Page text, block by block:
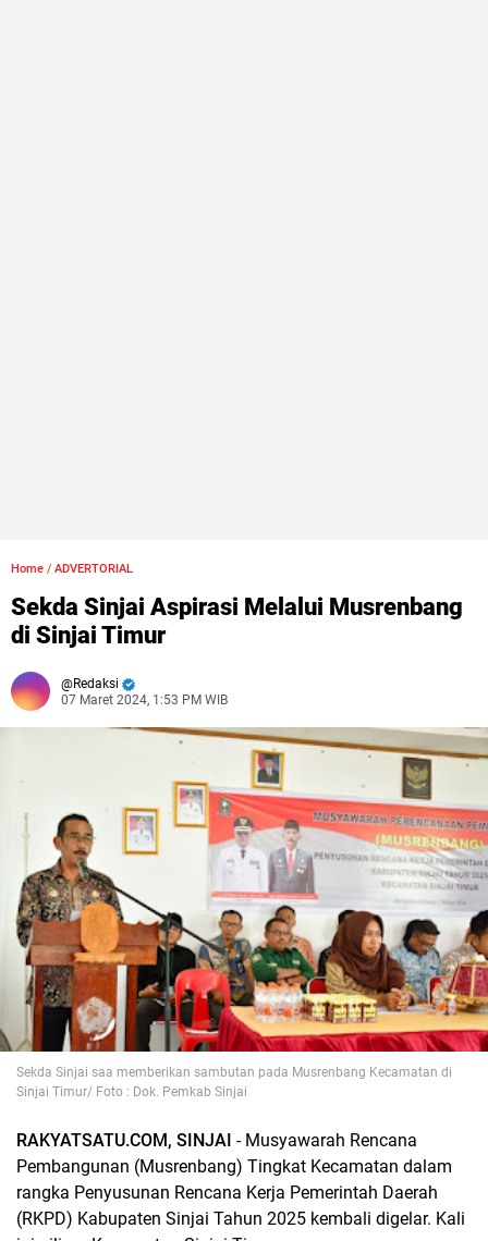
Home / ADVERTORIAL
Sekda Sinjai Aspirasi Melalui Musrenbang
di Sinjai Timur
Redaksi
07 Maret 2024, 1:53 PM WIB
Sekda Sinjai saa memberikan sambutan pada Musrenbang Kecamatan di
Sinjai Timur/ Foto : Dok. Pemkab Sinjai
RAKYATSATU.COM, SINJAI - Musyawarah Rencana
Pembangunan (Musrenbang) Tingkat Kecamatan dalam
rangka Penyusunan Rencana Kerja Pemerintah Daerah
(RKPD) Kabupaten Sinjai Tahun 2025 kembali digelar. Kali